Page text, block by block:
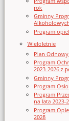
rok
Gminny
Program
Wieloletnie
Plan
Program
2023-2026 z
Gminny
Program
Program
na lata 2023-
Program
2028